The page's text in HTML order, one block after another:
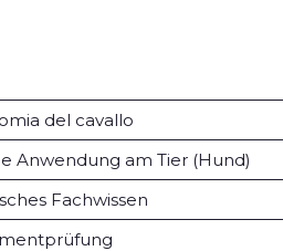
del cavallo
Anwendung am Tier (Hund)
Fachwissen